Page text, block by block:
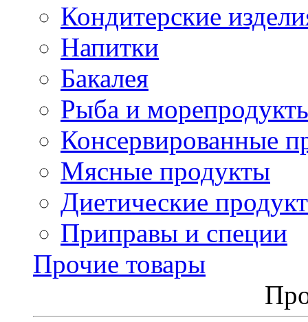
Кондитерские
Напитки
Бакалея
Рыба и
Консервированные
Мясные продукты
Диетические
Приправы и специи
Прочие товары